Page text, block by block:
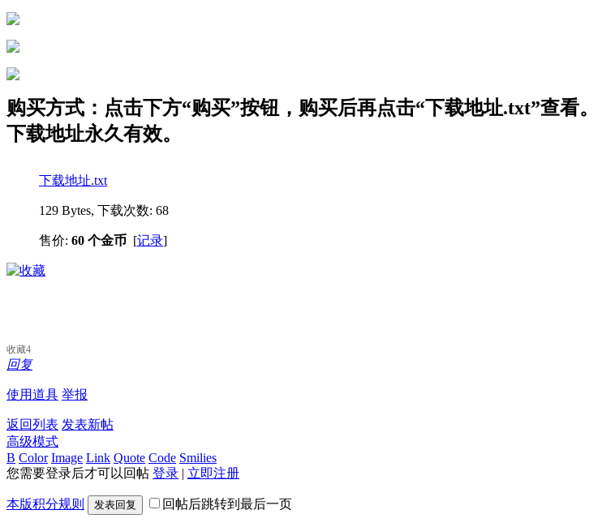
购买方式：点击下方“购买”按钮，购买后再点击“下载地址.txt”查看。
下载地址永久有效。
下载地址.txt
129 Bytes, 下载次数: 68
售价: 60 个金币 [记录]
收藏4
回复
使用道具 举报
返回列表 发表新帖
高级模式
B Color Image Link Quote Code Smilies
您需要登录后才可以回帖 登录 | 立即注册
本版积分规则 发表回复 回帖后跳转到最后一页